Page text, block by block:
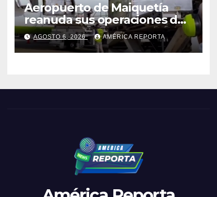
Aeropuerto de Maiquetía
reanuda sus operaciones de
carga con primer vuelo
desde Panamá
AGOSTO 6, 2026 AMÉRICA REPORTA